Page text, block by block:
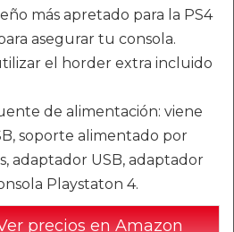
más apretado para la PS4
asegurar tu consola.
el horder extra incluido
de alimentación: viene
soporte alimentado por
adaptador USB, adaptador
Playstaton 4.
precios en Amazon